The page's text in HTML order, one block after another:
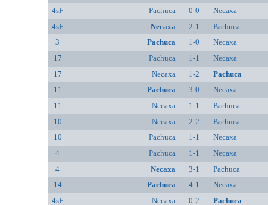
4sF
Pachuca 0-0 Necaxa
4sF
Necaxa 2-1 Pachuca
3
Pachuca 1-0 Necaxa
17
Pachuca 1-1 Necaxa
17
Necaxa 1-2 Pachuca
11
Pachuca 3-0 Necaxa
11
Necaxa 1-1 Pachuca
10
Necaxa 2-2 Pachuca
10
Pachuca 1-1 Necaxa
4
Pachuca 1-1 Necaxa
4
Necaxa 3-1 Pachuca
14
Pachuca 4-1 Necaxa
4sF
Necaxa 0-2 Pachuca